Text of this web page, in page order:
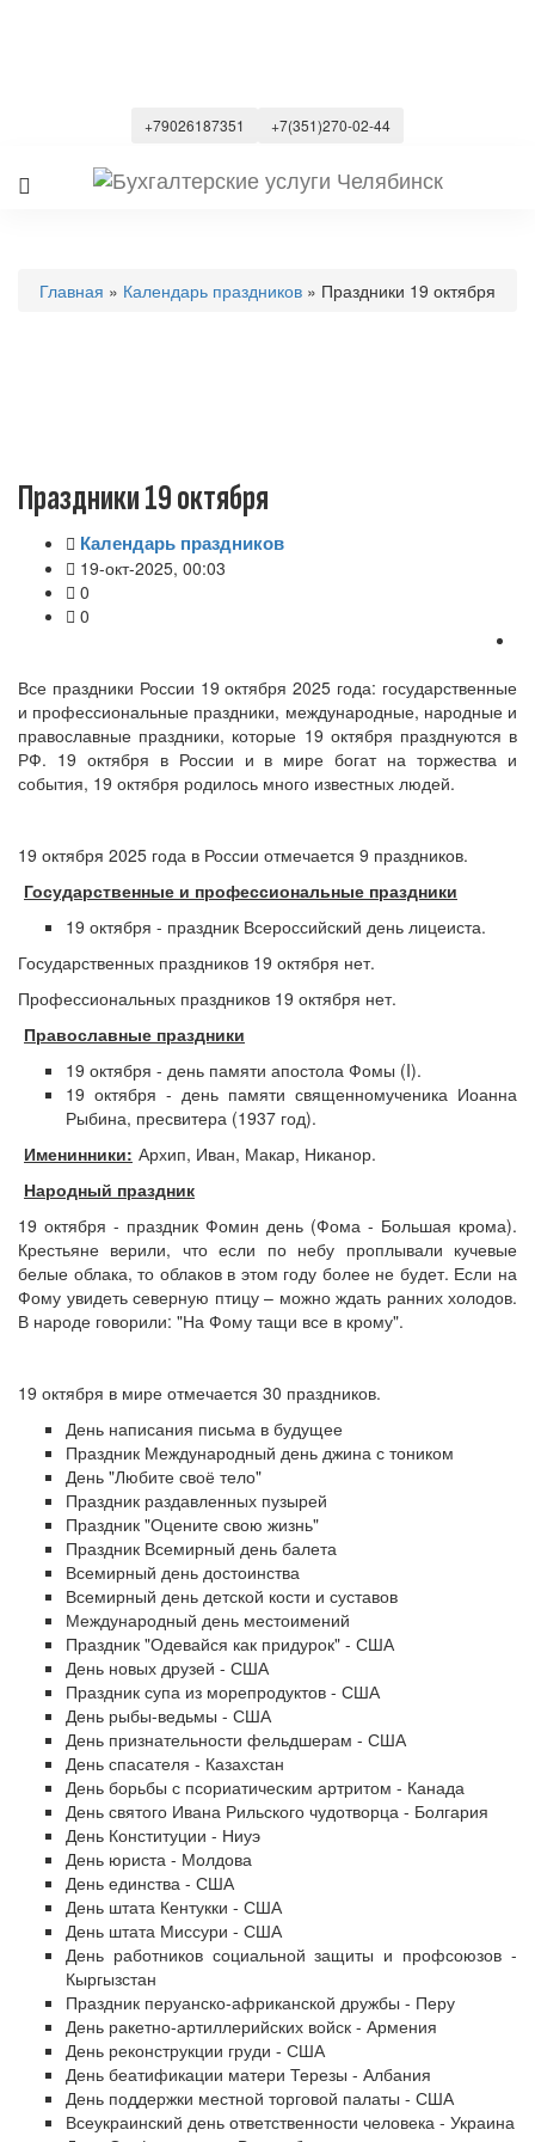
+79026187351 +7(351)270-02-44
Главная » Календарь праздников » Праздники 19 октября
Праздники 19 октября
Календарь праздников
19-окт-2025, 00:03
0
0
Все праздники России 19 октября 2025 года: государственные
и профессиональные праздники, международные, народные и
православные праздники, которые 19 октября празднуются в
РФ. 19 октября в России и в мире богат на торжества и
события, 19 октября родилось много известных людей.
19 октября 2025 года в России отмечается 9 праздников.
Государственные и профессиональные праздники
19 октября - праздник Всероссийский день лицеиста.
Государственных праздников 19 октября нет.
Профессиональных праздников 19 октября нет.
Православные праздники
19 октября - день памяти апостола Фомы (I).
19 октября - день памяти священномученика Иоанна
Рыбина, пресвитера (1937 год).
Именинники: Архип, Иван, Макар, Никанор.
Народный праздник
19 октября - праздник Фомин день (Фома - Большая крома).
Крестьяне верили, что если по небу проплывали кучевые
белые облака, то облаков в этом году более не будет. Если на
Фому увидеть северную птицу – можно ждать ранних холодов.
В народе говорили: "На Фому тащи все в крому".
19 октября в мире отмечается 30 праздников.
День написания письма в будущее
Праздник Международный день джина с тоником
День "Любите своё тело"
Праздник раздавленных пузырей
Праздник "Оцените свою жизнь"
Праздник Всемирный день балета
Всемирный день достоинства
Всемирный день детской кости и суставов
Международный день местоимений
Праздник "Одевайся как придурок" - США
День новых друзей - США
Праздник супа из морепродуктов - США
День рыбы-ведьмы - США
День признательности фельдшерам - США
День спасателя - Казахстан
День борьбы с псориатическим артритом - Канада
День святого Ивана Рильского чудотворца - Болгария
День Конституции - Ниуэ
День юриста - Молдова
День единства - США
День штата Кентукки - США
День штата Миссури - США
День работников социальной защиты и профсоюзов -
Кыргызстан
Праздник перуанско-африканской дружбы - Перу
День ракетно-артиллерийских войск - Армения
День реконструкции груди - США
День беатификации матери Терезы - Албания
День поддержки местной торговой палаты - США
Всеукраинский день ответственности человека - Украина